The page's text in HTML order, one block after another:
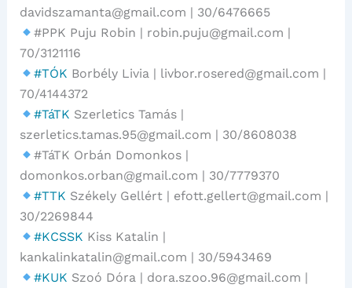
davidszamanta@gmail.com | 30/6476665
#PPK Puju Robin | robin.puju@gmail.com |
70/3121116
#TÓK Borbély Livia | livbor.rosered@gmail.com |
70/4144372‬
#TáTK Szerletics Tamás |
szerletics.tamas.95@gmail.com | 30/8608038
#TáTK Orbán Domonkos |
domonkos.orban@gmail.com | 30/7779370
#TTK Székely Gellért | efott.gellert@gmail.com |
30/2269844
#KCSSK Kiss Katalin |
kankalinkatalin@gmail.com | 30/5943469
#KUK Szoó Dóra | dora.szoo.96@gmail.com |